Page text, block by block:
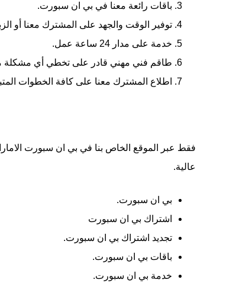
باقات رائعة معنا في بي ان سبورت.
توفير الوقت والجهد على المشترك معنا أو
خدمة على مدار 24 ساعة عمل.
طاقم فني مهني قادر على تخطي أي مشكلة
اطلاع المشترك معنا على كافة الخطوات
فقط عبر الموقع الخاص بنا في بي ان سبورت
عالية.
بي ان سبورت.
اشتراك بي ان سبورت
تجديد اشتراك بي ان سبورت.
باقات بي ان سبورت.
خدمة بي ان سبورت.